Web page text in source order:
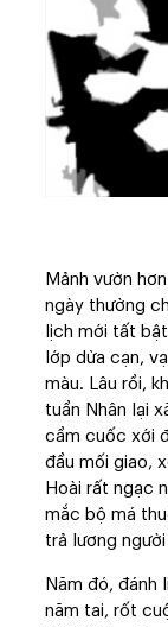
Mảnh vườn
ngày thường
lịch mới tất
lớp dừa cạn,
màu. Lâu rồi,
tuần Nhân lại
cầm cuốc xới
đầu mối giao,
Hoài rất ngạc
mắc bộ má
trả lương
Năm đó, đánh
năm tai, rốt